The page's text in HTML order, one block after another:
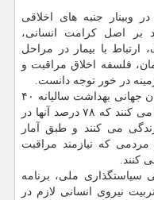
در وبینار جنبه های اخلاقی
بر اصل کرامت انسانی،
با بیمار در مراحل
فلسفه اخلاق مراقبت و
در خور توجه دانست.
لاریجانی افزود: برمبنای اطلاعات سازمان جهانی بهداشت سالیانه ۴۰
میلیون نفر به مراقبت تسکینی نیاز پیدا می کنند که ۷۸ درصد آنها در
می کنند و طبق آمار
فقط ۱۴ درصد از مردمی که نیازمند مراقبت
کنند.
ملی، برنامه
نیروی انسانی لازم در